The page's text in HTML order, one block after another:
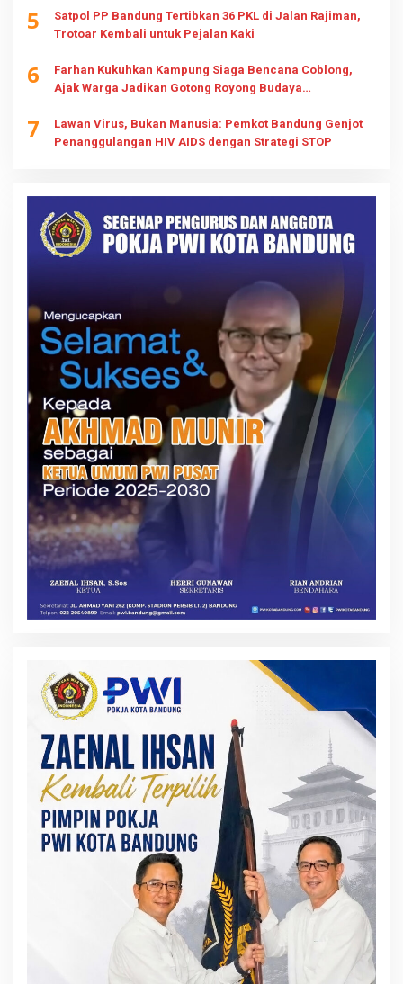
5
Satpol PP Bandung Tertibkan 36 PKL di Jalan Rajiman,
Trotoar Kembali untuk Pejalan Kaki
6
Farhan Kukuhkan Kampung Siaga Bencana Coblong,
Ajak Warga Jadikan Gotong Royong Budaya
7
Lawan Virus, Bukan Manusia: Pemkot Bandung Genjot
Penanggulangan HIV AIDS dengan Strategi STOP